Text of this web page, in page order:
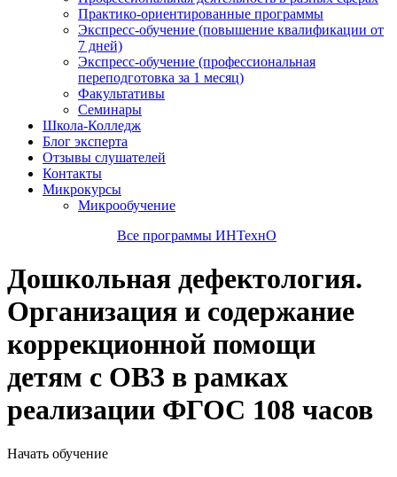
Практико-ориентированные программы
Экспресс-обучение (повышение квалификации от
7 дней)
Экспресс-обучение (профессиональная
переподготовка за 1 месяц)
Факультативы
Семинары
Школа-Колледж
Блог эксперта
Отзывы слушателей
Контакты
Микрокурсы
Микрообучение
Все программы ИНТехнО
Дошкольная дефектология.
Организация и содержание
коррекционной помощи
детям с ОВЗ в рамках
реализации ФГОС 108 часов
Начать обучение